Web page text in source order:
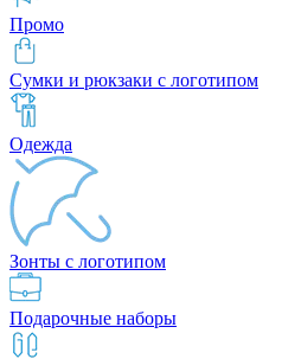
Промо
Сумки и рюкзаки с логотипом
Одежда
Зонты с логотипом
Подарочные наборы